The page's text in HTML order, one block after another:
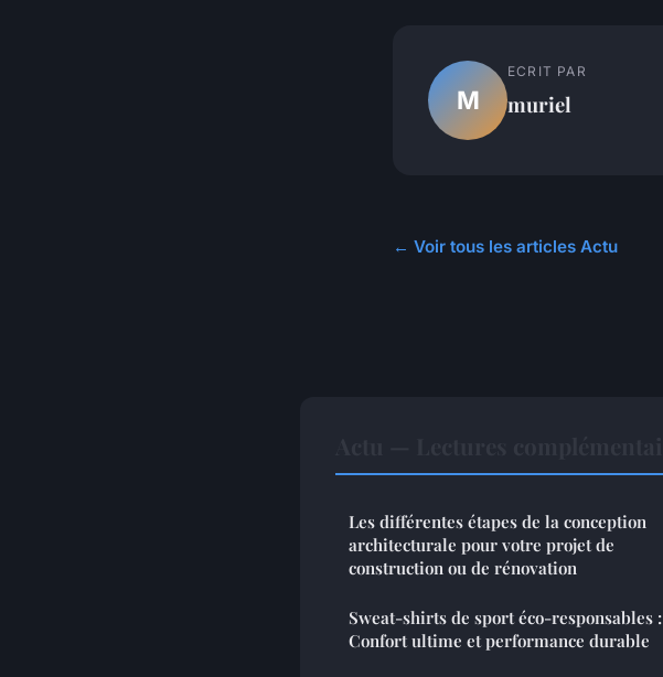
M
ECRIT PAR
muriel
← Voir tous les articles Actu
Les différentes étapes de la conception
architecturale pour votre projet de
construction ou de rénovation
Sweat-shirts de sport éco-responsables :
Confort ultime et performance durable